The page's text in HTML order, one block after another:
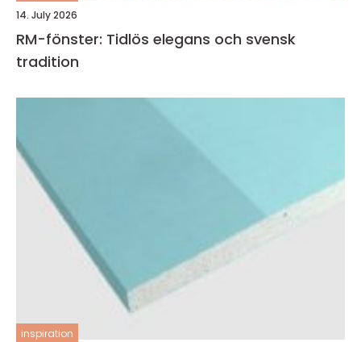
14. July 2026
RM-fönster: Tidlös elegans och svensk
tradition
inspiration